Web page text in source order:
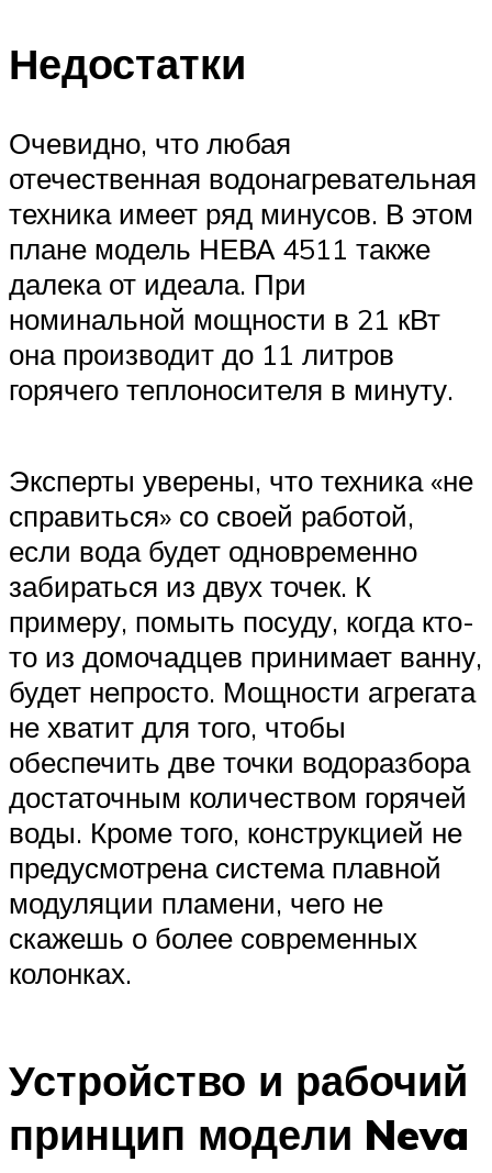
Недостатки
Очевидно, что любая
отечественная водонагревательная
техника имеет ряд минусов. В этом
плане модель НЕВА 4511 также
далека от идеала. При
номинальной мощности в 21 кВт
она производит до 11 литров
горячего теплоносителя в минуту.
Эксперты уверены, что техника «не
справиться» со своей работой,
если вода будет одновременно
забираться из двух точек. К
примеру, помыть посуду, когда кто-
то из домочадцев принимает ванну,
будет непросто. Мощности агрегата
не хватит для того, чтобы
обеспечить две точки водоразбора
достаточным количеством горячей
воды. Кроме того, конструкцией не
предусмотрена система плавной
модуляции пламени, чего не
скажешь о более современных
колонках.
Устройство и рабочий
принцип модели Neva